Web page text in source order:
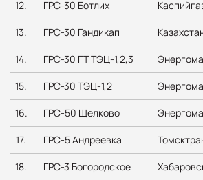
12. ГРС-30 Ботлих
13. ГРС-30 Гандикап
14. ГРС-30 ГТ ТЭЦ-1,2,3
15. ГРС-30 ТЭЦ-1,2
16. ГРС-50 Щелково
17. ГРС-5 Андреевка
18. ГРС-3 Богородское